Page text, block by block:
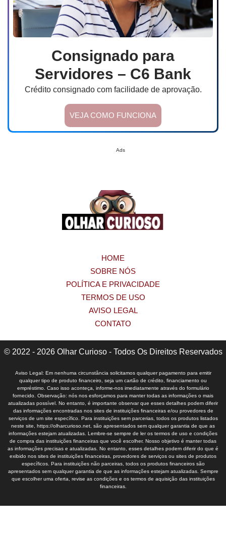
Consignado para
Servidores – C6 Bank
Crédito consignado com facilidade de aprovação.
VEJA COMO FUNCIONA
Ads
HOME
SOBRE NÓS
POLÍTICA E PRIVACIDADE
TERMOS DE USO
AVISO LEGAL
CONTATO
© 2022 - 2026 Olhar Curioso - Todos Os Direitos Reservados
Aviso Legal: Em nenhuma circunstância solicitamos qualquer pagamento para emitir
qualquer tipo de produto financeiro, seja um cartão de crédito, financiamento ou
empréstimo. Caso isso aconteça, informe-nos imediatamente através do formulário
fornecido. Observação: nós nos esforçamos para manter todas as informações o mais
atualizadas possível. No entanto, é importante observar que esses detalhes podem diferir
das informações encontradas nos sites de instituições financeiras e/ou provedores de
serviços de um site específico. Para instituições sem parcerias, todos os produtos listados
neste site, https://olharcurioso.net, são apresentados sem qualquer garantia de que as
informações estejam atualizadas. Lembre-se sempre de ler os termos de uso e condições
de compra das instituições financeiras que você escolher. Nosso objetivo é manter todas
as informações precisas e atualizadas. No entanto, esses detalhes podem diferir do que é
exibido nos sites de instituições financeiras, provedores de serviços ou sites de produtos
específicos. Para instituições não parceiras, todos os produtos financeiros são
apresentados sem qualquer garantia de que as informações estejam atualizadas. Sempre
que escolher uma oferta, revise as condições e os termos de aquisição das instituições
financeiras.